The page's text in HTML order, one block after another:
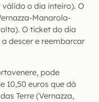
o dia inteiro). O
Manarola-
O ticket do dia
descer e reembarcar
pode
10,50 euros que dá
Terre (Vernazza,